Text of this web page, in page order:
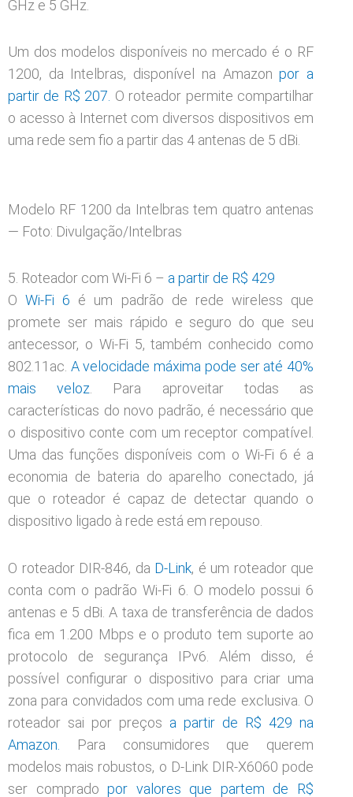
GHz e 5 GHz.
Um dos modelos disponíveis no mercado é o RF
1200, da Intelbras, disponível na Amazonpor a
partir de R$ 207. O roteador permite compartilhar
o acesso à Internet com diversos dispositivos em
uma rede sem fio a partir das 4 antenas de 5 dBi.
Modelo RF 1200 da Intelbras tem quatro antenas
— Foto: Divulgação/Intelbras
5. Roteador com Wi-Fi 6 – a partir de R$ 429
OWi-Fi 6 é um padrão de rede wireless que
promete ser mais rápido e seguro do que seu
antecessor, o Wi-Fi 5, também conhecido como
802.11ac. A velocidade máxima pode ser até 40%
mais veloz . Para aproveitar todas as
características do novo padrão, é necessário que
o dispositivo conte com um receptor compatível.
Uma das funções disponíveis com o Wi-Fi 6 é a
economia de bateria do aparelho conectado, já
que o roteador é capaz de detectar quando o
dispositivo ligado à rede está em repouso.
O roteador DIR-846, da D-Link, é um roteador que
conta com o padrão Wi-Fi 6. O modelo possui 6
antenas e 5 dBi. A taxa de transferência de dados
fica em 1.200 Mbps e o produto tem suporte ao
protocolo de segurança IPv6. Além disso, é
possível configurar o dispositivo para criar uma
zona para convidados com uma rede exclusiva. O
roteador sai por preços a partir de R$ 429 na
Amazon.
Para consumidores que querem
modelos mais robustos, o D-Link DIR-X6060 pode
ser compradopor valores que partem de R$